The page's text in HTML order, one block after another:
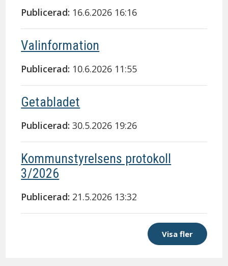
Publicerad: 16.6.2026 16:16
Valinformation
Publicerad: 10.6.2026 11:55
Getabladet
Publicerad:30.5.2026 19:26
Kommunstyrelsens protokoll
3/2026
Publicerad: 21.5.2026 13:32
Visa fler